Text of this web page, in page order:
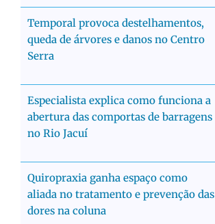
Temporal provoca destelhamentos,
queda de árvores e danos no Centro
Serra
Especialista explica como funciona a
abertura das comportas de barragens
no Rio Jacuí
Quiropraxia ganha espaço como
aliada no tratamento e prevenção das
dores na coluna